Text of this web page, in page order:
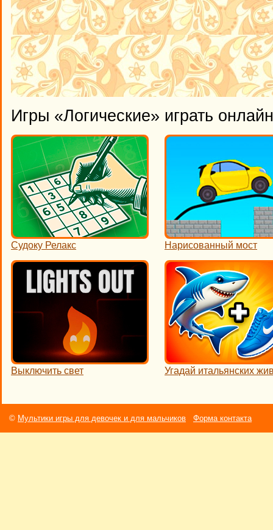
Игры «Логические» играть онлайн
Судоку Релакс Нарисованный мост
Выключить свет Угадай итальянских
© Мультики игры для девочек и для мальчиков Форма контакта